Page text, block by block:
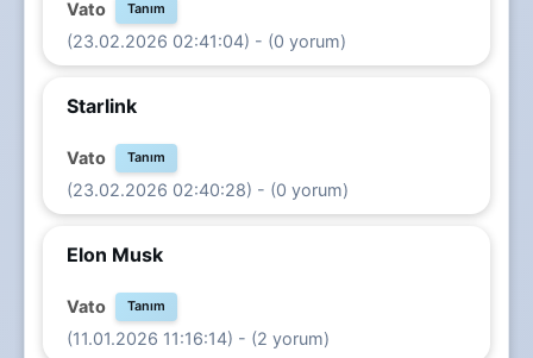
Vato Tanım
(23.02.2026 02:41:04) - (0 yorum)
Starlink
Vato Tanım
(23.02.2026 02:40:28) - (0 yorum)
Elon Musk
Vato Tanım
(11.01.2026 11:16:14) - (2 yorum)